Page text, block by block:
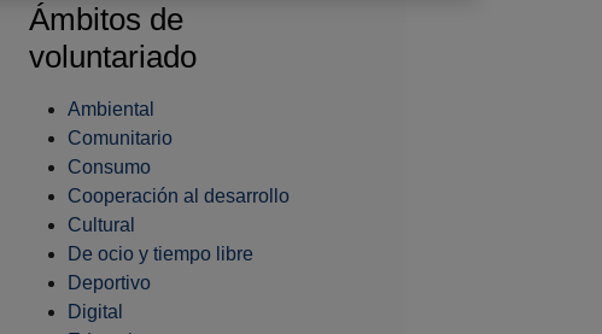
Ámbitos de
voluntariado
Ambiental
Comunitario
Consumo
Cooperación al desarrollo
Cultural
De ocio y tiempo libre
Deportivo
Digital